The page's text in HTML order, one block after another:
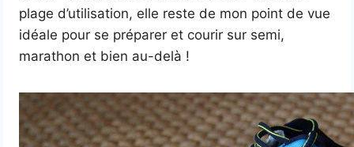
plage d’utilisation, elle reste de mon point de vue
idéale pour se préparer et courir sur semi,
marathon et bien au-delà !